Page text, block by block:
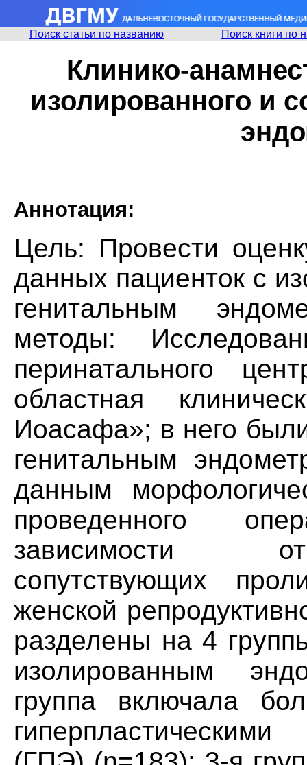
Поиск статьи по названию Поиск книги по
Клинико-
изолированного и
Аннотация:
Цель: Провести
данных пациенток с
генитальным
методы:
перинатального
областная
Иоасафа»; в него
генитальным
данным
проведенного
зависимости от
сопутствующих
женской
разделены на 4
изолированным
группа включала